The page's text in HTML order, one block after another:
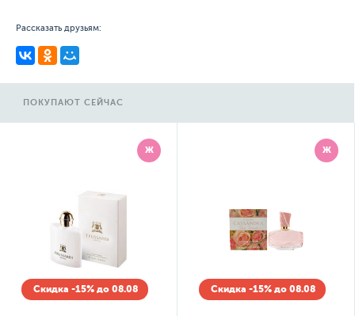
Рассказать друзьям:
ПОКУПАЮТ СЕЙЧАС
Ж
Скидка -15% до 08.08
Ж
Скидка -15% до 08.08